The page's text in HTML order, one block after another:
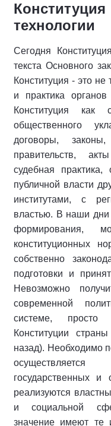
технологии
Сегодня
текста Основного
Конституция - это не
и практика органов
Конституция как
общественного
договоры,
правительств,
судебная практика,
публичной власти
институтами, с
властью. В наши дни
формирования,
конституционных
собственно
подготовки и
Невозможно
современной
системе, просто
Конституции
назад). Необходимо
осуществляется
государственных и
реализуются
и социальной
значение имеют те